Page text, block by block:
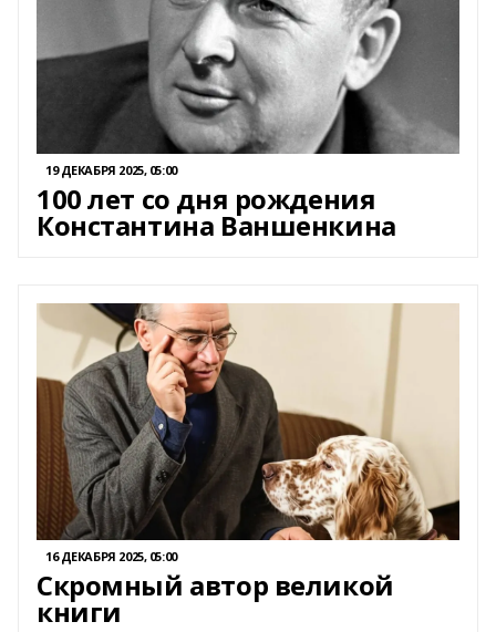
19 ДЕКАБРЯ 2025, 05:00
100 лет со дня рождения
Константина Ваншенкина
16 ДЕКАБРЯ 2025, 05:00
Скромный автор великой
книги